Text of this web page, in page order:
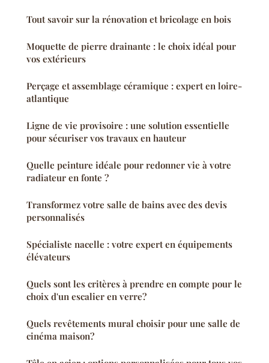
Tout savoir sur la rénovation et bricolage en bois
Moquette de pierre drainante : le choix idéal pour
vos extérieurs
Perçage et assemblage céramique : expert en loire-
atlantique
Ligne de vie provisoire : une solution essentielle
pour sécuriser vos travaux en hauteur
Quelle peinture idéale pour redonner vie à votre
radiateur en fonte ?
Transformez votre salle de bains avec des devis
personnalisés
Spécialiste nacelle : votre expert en équipements
élévateurs
Quels sont les critères à prendre en compte pour le
choix d'un escalier en verre?
Quels revêtements mural choisir pour une salle de
cinéma maison?